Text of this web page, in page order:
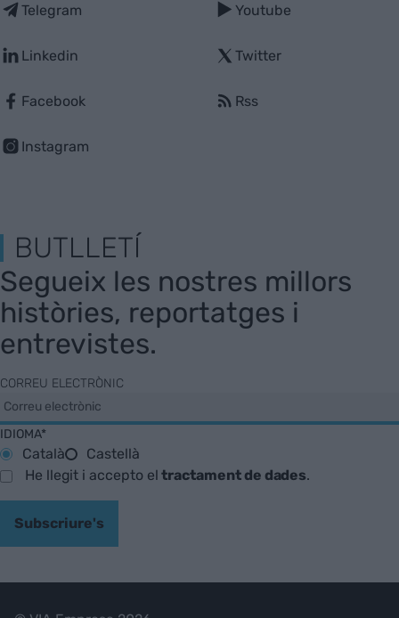
Telegram
Linkedin
Facebook
Instagram
Youtube
Twitter
Rss
BUTLLETÍ
Segueix les nostres millors
històries, reportatges i
entrevistes.
CORREU ELECTRÒNIC
IDIOMA*
Català
Castellà
He llegit i accepto eltractament de dades.
Subscriure's